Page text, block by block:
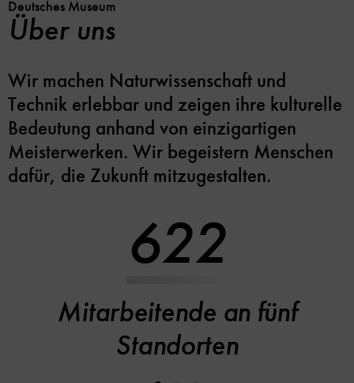
Deutsches Museum
Über uns
Wir machen Naturwissenschaft und
Technik erlebbar und zeigen ihre kulturelle
Bedeutung anhand von einzigartigen
Meisterwerken. Wir begeistern Menschen
dafür, die Zukunft mitzugestalten.
622
Mitarbeitende an fünf
Standorten